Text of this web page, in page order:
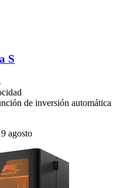
S
de inversión automática
agosto